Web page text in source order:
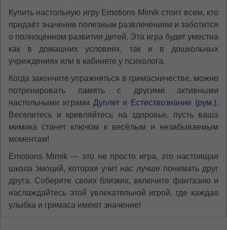
Купить настольную игру Emotions Mimik стоит всем, кто
придаёт значение полезным развлечениям и заботится
о полноценном развитии детей. Эта игра будет уместна
как в домашних условиях, так и в дошкольных
учреждениях или в кабинете у психолога.
Когда закончите упражняться в гримасничестве, можно
потренировать память с другими активными
настольными играми Дуплети Естествознание (рум.).
Веселитесь и кривляйтесь на здоровье, пусть ваша
мимика станет ключом к весёлым и незабываемым
моментам!
Emotions Mimik — это не просто игра, это настоящая
школа эмоций, которая учит нас лучше понимать друг
друга. Соберите своих близких, включите фантазию и
наслаждайтесь этой увлекательной игрой, где каждая
улыбка и гримаса имеют значение!